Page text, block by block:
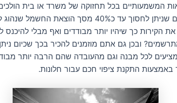
המשמעותיים בכל תחזוקה של משרד או בית הולכים
אם היו מספרים לכם שניתן לחסוך עד כ40% מסך
הקירות כך שיהיו יותר מבודדים ואף מבלי להיכנס
ובכן גם אתם מוזמנים להכיר בכך שכיום
מציעים לכל מבנה וגם מהעובדה שהם הרבה יותר
התקנת ציפוי חכם עבור חלונות.